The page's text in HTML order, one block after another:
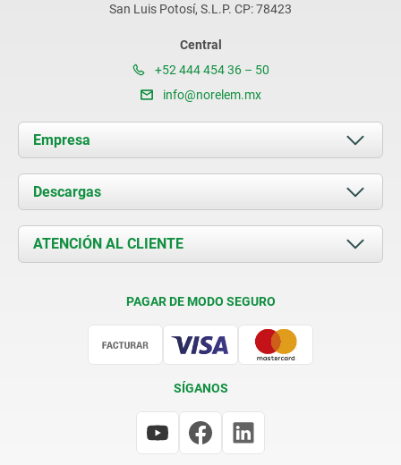
San Luis Potosí, S.L.P. CP: 78423
Central
+52 444 454 36 – 50
info@norelem.mx
Empresa
Acerca de nosotros
Novedades
Contacto
Descargas
Documents
ATENCIÓN AL CLIENTE
PAGAR DE MODO SEGURO
SÍGANOS